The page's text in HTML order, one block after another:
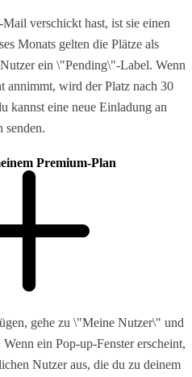
verschickt hast, ist sie einen
Monats gelten die Plätze als
ein \"Pending\"-Label. Wenn
annimmt, wird der Platz nach 30
kannst eine neue Einladung an
senden.
Premium-Plan
gehe zu \"Meine Nutzer\" und
ein Pop-up-Fenster erscheint,
Nutzer aus, die du zu deinem